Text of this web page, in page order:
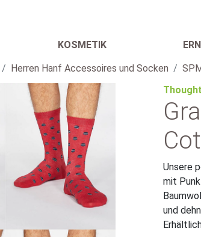
KOSMETIK
Herren Hanf Accessoires und Socken
Thought
Unsere
mit
und